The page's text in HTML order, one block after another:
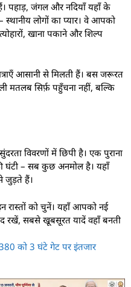
पहाड़, जंगल और नदियाँ यहाँ के
लोगों का प्यार। वे आपको
खाना पकाने और शिल्प
आसानी से मिलती हैं। बस जरूरत
मतलब सिर्फ़ पहुँचना नहीं, बल्कि
विवरणों में छिपी है। एक पुराना
घंटी – सब कुछ अनमोल है। यहाँ
जुड़ते हैं।
रास्तों को चुनें। यहाँ आपको नई
रखें, सबसे खूबसूरत यादें वहाँ बनती
को 3 घंटे गेट पर इंतजार